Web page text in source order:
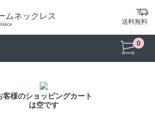
ムネックレス
送料無料
0
客様のショッピングカート
は空です